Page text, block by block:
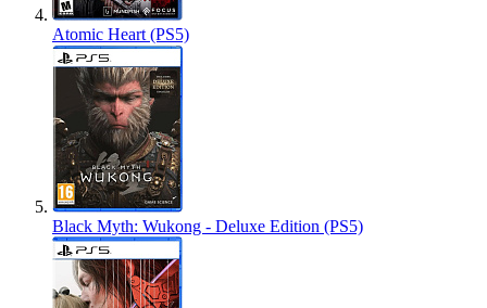
Atomic Heart (PS5)
Black Myth: Wukong - Deluxe Edition (PS5)